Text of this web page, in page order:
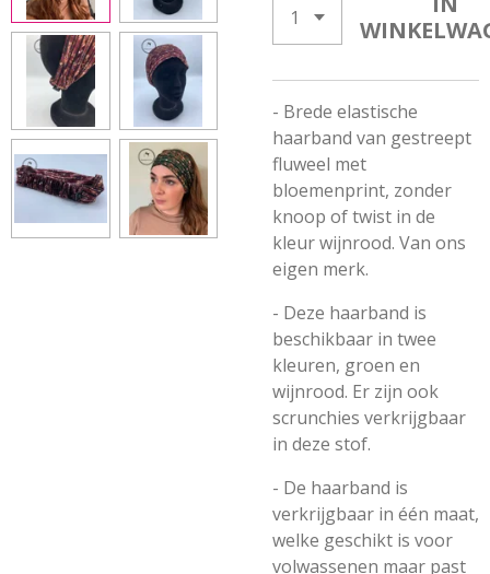
- Brede elastische
haarband van gestreept
fluweel met
bloemenprint, zonder
knoop of twist in de
kleur wijnrood. Van ons
eigen merk.
- Deze haarband is
beschikbaar in twee
kleuren, groen en
wijnrood. Er zijn ook
scrunchies verkrijgbaar
in deze stof.
- De haarband is
verkrijgbaar in één maat,
welke geschikt is voor
volwassenen maar past